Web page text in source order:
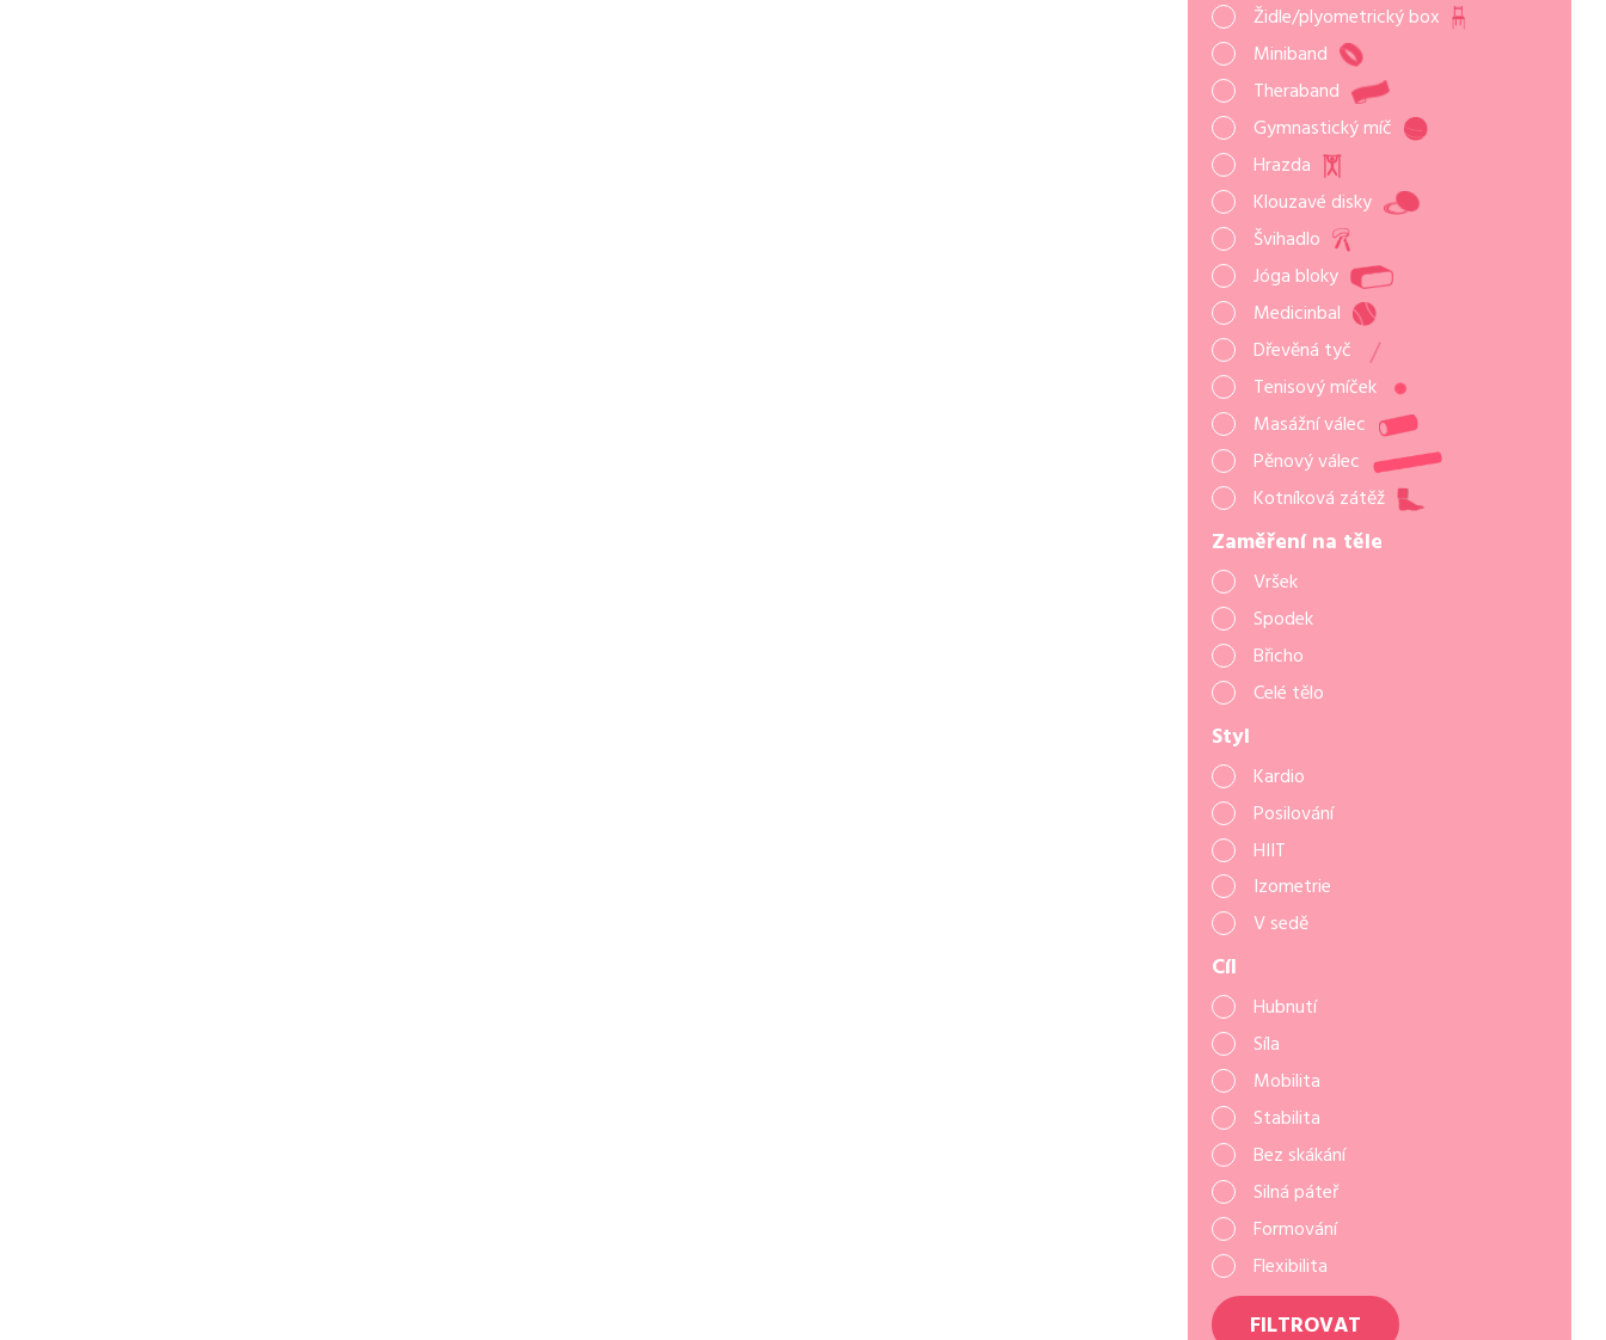
Židle/plyometrický box
Miniband
Theraband
Gymnastický míč
Hrazda
Klouzavé disky
Švihadlo
Jóga bloky
Medicinbal
Dřevěná tyč
Tenisový míček
Masážní válec
Pěnový válec
Kotníková zátěž
Zaměření na těle
Vršek
Spodek
Břicho
Celé tělo
Styl
Kardio
Posilování
HIIT
Izometrie
V sedě
Cíl
Hubnutí
Síla
Mobilita
Stabilita
Bez skákání
Silná páteř
Formování
Flexibilita
FILTROVAT